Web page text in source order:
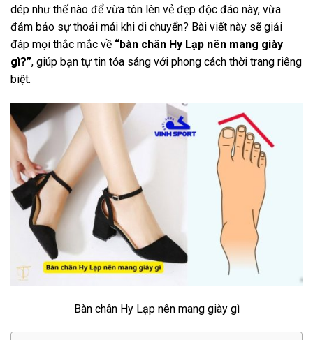
dép như thế nào để vừa tôn lên vẻ đẹp độc đáo này, vừa
đảm bảo sự thoải mái khi di chuyển? Bài viết này sẽ giải
đáp mọi thắc mắc về “bàn chân Hy Lạp nên mang giày
gì?”, giúp bạn tự tin tỏa sáng với phong cách thời trang riêng
biệt.
Bàn chân Hy Lạp nên mang giày gì